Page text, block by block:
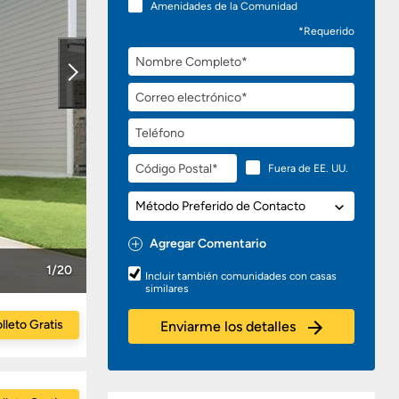
Amenidades de la Comunidad
*Requerido
Nombre
Completo
Correo
electrónico
Teléfono
Código
Postal
Fuera de EE. UU.
Método
Preferido
de
Contacto
Agregar Comentario
Preguntas
o
Comentarios
Incluir también comunidades con casas
similares
Enviarme los detalles
1/20
Gratis